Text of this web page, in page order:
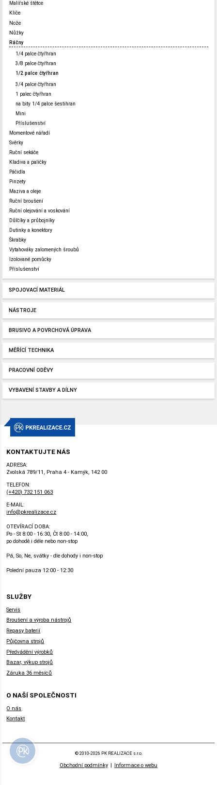
Malířské štětce
Klíče
Nože
Nůžky
Ráčny
1/4 palce čtyřhran
3/8 palce čtyřhran
1/2 palce čtyřhran
3/4 palce čtyřhran
1 palec čtyřhran
na bity 1/4 palce šestihran
Mini
Příslušenství
Momentové nářadí
Svěrky
Ruční sekáče
Kladiva a paličky
Páčidla
Pinzety
Maziva a oleje
Ruční broušení
Ruční olejování a voskování
Důlčíky a průbojníky
Dutinky a konektory
Škrabky
Vytahováky zalomených šroubů
Izolované pomůcky
Příslušenství
SPOJOVACÍ MATERIÁL
NÁSTROJE
BRUSIVO A POVRCHOVÁ ÚPRAVA
MĚŘÍCÍ TECHNIKA
PRACOVNÍ ODĚVY
VYBAVENÍ STAVBY A DÍLNY
KONTAKTUJTE NÁS
ADRESA:
Zvolská 789/11, Praha 4 - Kamýk, 142 00
TELEFON:
(+420) 732 151 063
E-MAIL:
info@pkrealizace.cz
OTEVÍRACÍ DOBA:
Po - St 8:00 - 16:30, Čt 8:00 - 14:00,
po dohodě i déle nebo non-stop
Pá, So, Ne, svátky - dle dohody i non-stop
Polední pauza 12:00 - 12:30
SLUŽBY
Servis
Broušení a výroba nástrojů
Repasy baterií
Půjčovna strojů
Předvádění výrobků
Bazar, výkup strojů
Záruka 36 měsíců
O NAŠÍ SPOLEČNOSTI
O nás
Kontakt
© 2010-2026 PK REALIZACE s.r.o.
Obchodní podmínky | Informace o webu